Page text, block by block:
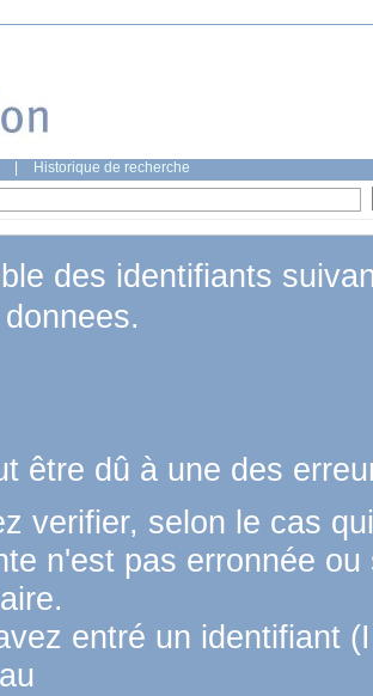
Historique de recherche
des identifiants
être dû à une des
verifier, selon le cas
n'est pas erronnée
entré un identifiant